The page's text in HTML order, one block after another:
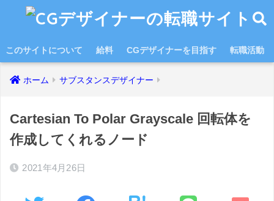
このサイトについて 給料 CGデザイナーを目指す 転職活動
ホーム サブスタンスデザイナー
Cartesian To Polar Grayscale 回転体を
作成してくれるノード
2021年4月26日